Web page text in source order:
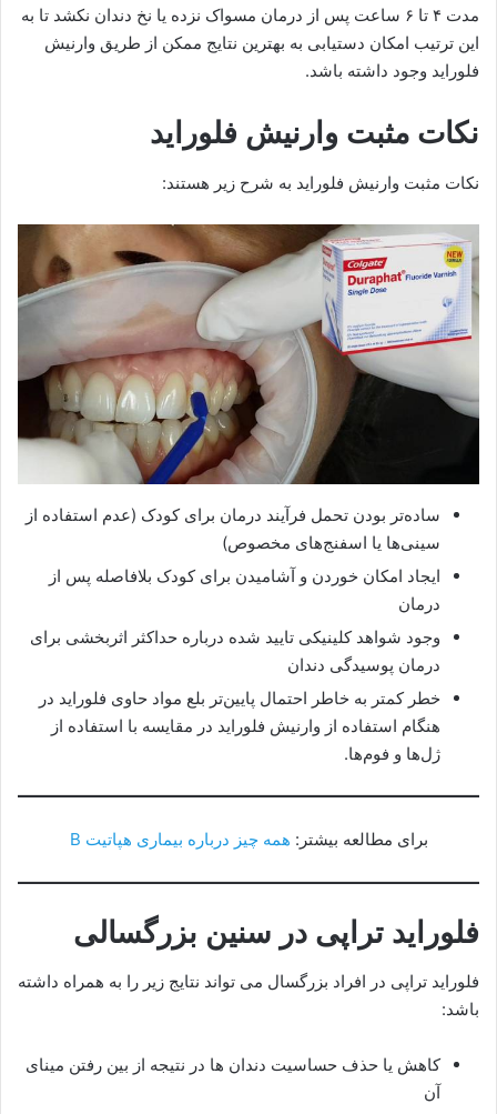
مدت ۴ تا ۶ ساعت پس از درمان مسواک نزده یا نخ دندان نکشد تا به
این ترتیب امکان دستیابی به بهترین نتایج ممکن از طریق وارنیش
فلوراید وجود داشته باشد.
نکات مثبت وارنیش فلوراید
نکات مثبت وارنیش فلوراید به شرح زیر هستند:
ساده‌تر بودن تحمل فرآیند درمان برای کودک (عدم استفاده از
سینی‌ها یا اسفنج‌های مخصوص)
ایجاد امکان خوردن و آشامیدن برای کودک بلافاصله پس از
درمان
وجود شواهد کلینیکی تایید شده درباره حداکثر اثربخشی برای
درمان پوسیدگی دندان
خطر کمتر به خاطر احتمال پایین‌تر بلع مواد حاوی فلوراید در
هنگام استفاده از وارنیش فلوراید در مقایسه با استفاده از
ژل‌ها و فوم‌ها.
برای مطالعه بیشتر: همه چیز درباره بیماری هپاتیت B
فلوراید تراپی در سنین بزرگسالی
فلوراید تراپی در افراد بزرگسال می تواند نتایج زیر را به همراه داشته
باشد:
کاهش یا حذف حساسیت دندان ها در نتیجه از بین رفتن مینای
آن